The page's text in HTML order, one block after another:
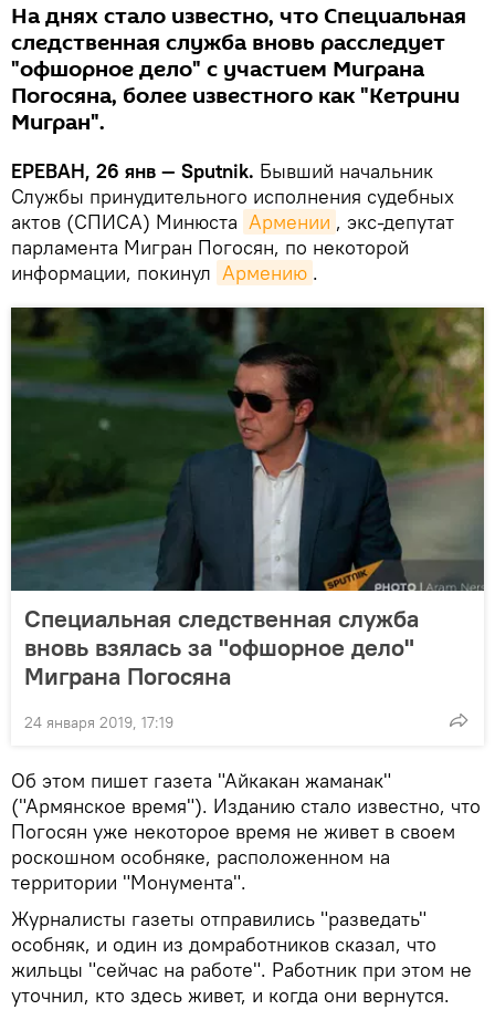
На днях стало известно, что Специальная
следственная служба вновь расследует
"офшорное дело" с участием Миграна
Погосяна, более известного как "Кетрини
Мигран".
ЕРЕВАН, 26 янв — Sputnik. Бывший начальник
Службы принудительного исполнения судебных
актов (СПИСА) Минюста Армении , экс-депутат
парламента Мигран Погосян, по некоторой
информации, покинул Армению .
Специальная следственная служба
вновь взялась за "офшорное дело"
Миграна Погосяна
24 января 2019, 17:19
Об этом пишет газета "Айкакан жаманак"
("Армянское время"). Изданию стало известно, что
Погосян уже некоторое время не живет в своем
роскошном особняке, расположенном на
территории "Монумента".
Журналисты газеты отправились "разведать"
особняк, и один из домработников сказал, что
жильцы "сейчас на работе". Работник при этом не
уточнил, кто здесь живет, и когда они вернутся.